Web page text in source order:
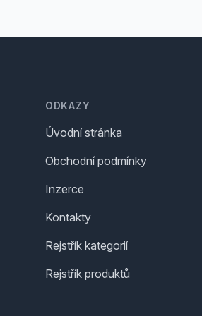
ODKAZY
Úvodní stránka
Obchodní podmínky
Inzerce
Kontakty
Rejstřík kategorií
Rejstřík produktů